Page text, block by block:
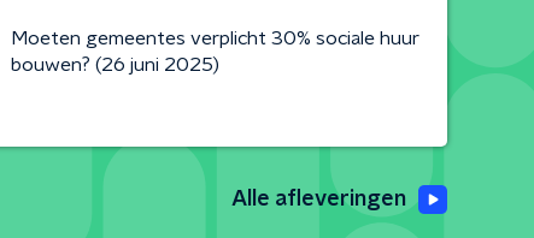
Moeten gemeentes verplicht 30% sociale huur
bouwen? (26 juni 2025)
Alle afleveringen